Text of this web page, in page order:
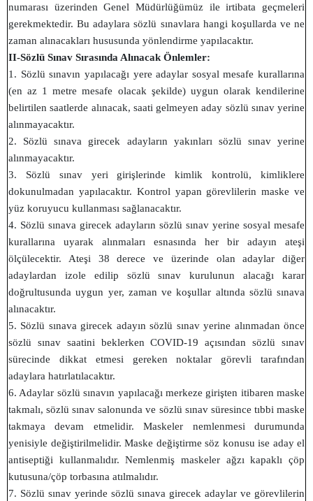
numarası üzerinden Genel Müdürlüğümüz ile irtibata geçmeleri
gerekmektedir. Bu adaylara sözlü sınavlara hangi koşullarda ve ne
zaman alınacakları hususunda yönlendirme yapılacaktır.
II-Sözlü Sınav Sırasında Alınacak Önlemler:
1. Sözlü sınavın yapılacağı yere adaylar sosyal mesafe kurallarına
(en az 1 metre mesafe olacak şekilde) uygun olarak kendilerine
belirtilen saatlerde alınacak, saati gelmeyen aday sözlü sınav yerine
alınmayacaktır.
2. Sözlü sınava girecek adayların yakınları sözlü sınav yerine
alınmayacaktır.
3. Sözlü sınav yeri girişlerinde kimlik kontrolü, kimliklere
dokunulmadan yapılacaktır. Kontrol yapan görevlilerin maske ve
yüz koruyucu kullanması sağlanacaktır.
4. Sözlü sınava girecek adayların sözlü sınav yerine sosyal mesafe
kurallarına uyarak alınmaları esnasında her bir adayın ateşi
ölçülecektir. Ateşi 38 derece ve üzerinde olan adaylar diğer
adaylardan izole edilip sözlü sınav kurulunun alacağı karar
doğrultusunda uygun yer, zaman ve koşullar altında sözlü sınava
alınacaktır.
5. Sözlü sınava girecek adayın sözlü sınav yerine alınmadan önce
sözlü sınav saatini beklerken COVID-19 açısından sözlü sınav
sürecinde dikkat etmesi gereken noktalar görevli tarafından
adaylara hatırlatılacaktır.
6. Adaylar sözlü sınavın yapılacağı merkeze girişten itibaren maske
takmalı, sözlü sınav salonunda ve sözlü sınav süresince tıbbi maske
takmaya devam etmelidir. Maskeler nemlenmesi durumunda
yenisiyle değiştirilmelidir. Maske değiştirme söz konusu ise aday el
antiseptiği kullanmalıdır. Nemlenmiş maskeler ağzı kapaklı çöp
kutusuna/çöp torbasına atılmalıdır.
7. Sözlü sınav yerinde sözlü sınava girecek adaylar ve görevlilerin